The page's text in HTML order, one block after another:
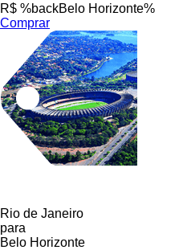
R$ %backBelo Horizonte%
Comprar
Rio de Janeiro
para
Belo Horizonte